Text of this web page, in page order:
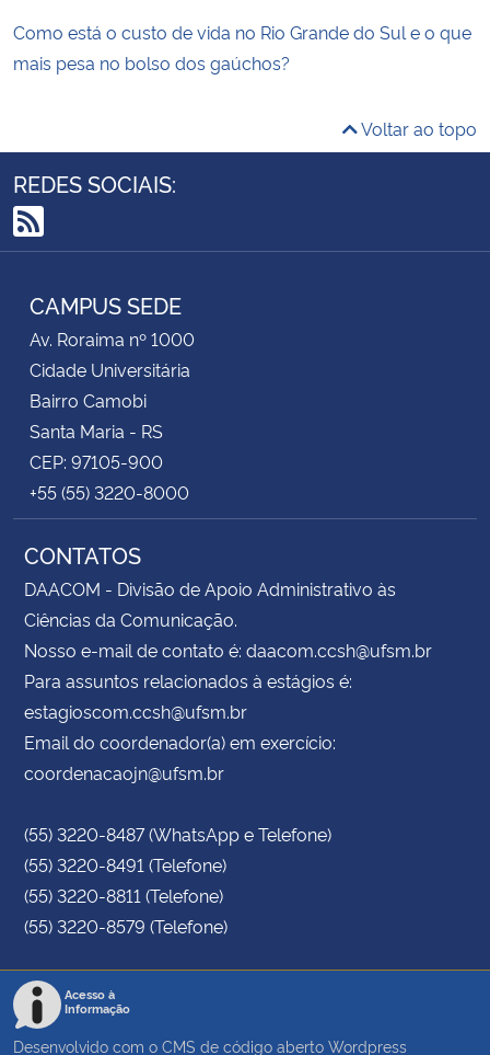
Como está o custo de vida no Rio Grande do Sul e o que
mais pesa no bolso dos gaúchos?
Voltar ao topo
REDES SOCIAIS:
RSS
CAMPUS SEDE
Av. Roraima nº 1000
Cidade Universitária
Bairro Camobi
Santa Maria - RS
CEP: 97105-900
+55 (55) 3220-8000
CONTATOS
DAACOM - Divisão de Apoio Administrativo às
Ciências da Comunicação.
Nosso e-mail de contato é: daacom.ccsh@ufsm.br
Para assuntos relacionados à estágios é:
estagioscom.ccsh@ufsm.br
Email do coordenador(a) em exercício:
coordenacaojn@ufsm.br
(55) 3220-8487 (WhatsApp e Telefone)
(55) 3220-8491 (Telefone)
(55) 3220-8811 (Telefone)
(55) 3220-8579 (Telefone)
Acesso à
Informação
Desenvolvido com o CMS de código aberto Wordpress